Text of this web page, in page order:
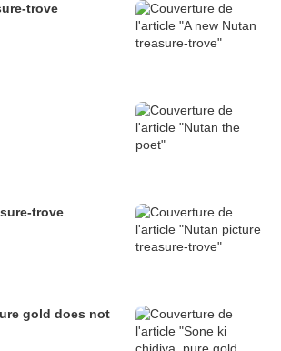
trove
trove
gold does not